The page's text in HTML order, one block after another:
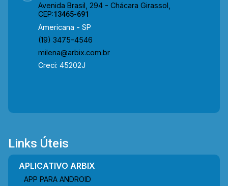
Avenida Brasil, 294 - Chácara Girassol,
CEP:13465-691
Americana - SP
(19) 3475-4546
milena@arbix.com.br
Creci: 45202J
Links Úteis
APLICATIVO ARBIX
APP PARA ANDROID